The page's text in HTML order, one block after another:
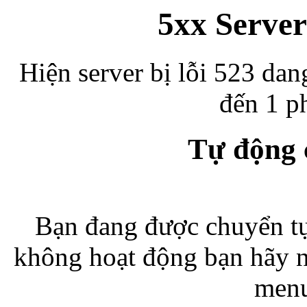
5xx
Hiện server bị lỗi 523
đến 1
Tự động
Bạn đang được chuyển
không hoạt động bạn hãy